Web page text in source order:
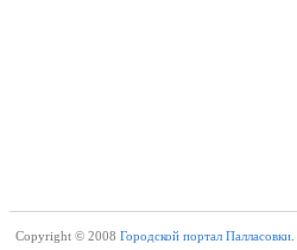
Copyright © 2008 Городской портал Палласовки.